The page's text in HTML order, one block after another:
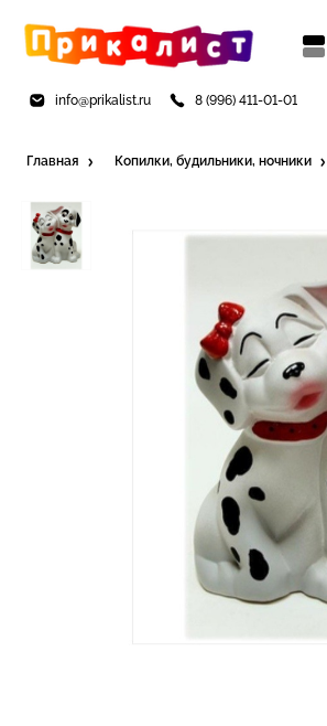
info@prikalist.ru 8 (996) 411-01-01
Главная Копилки, будильники, ночники